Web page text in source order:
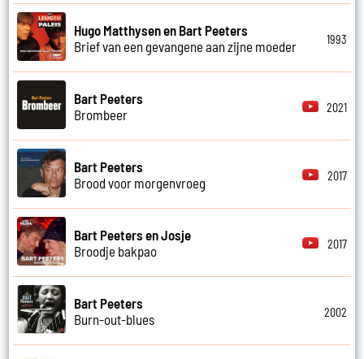
Hugo Matthysen en Bart Peeters
Brief van een gevangene aan zijne moeder
1993
Bart Peeters
Brombeer
2021
Bart Peeters
Brood voor morgenvroeg
2017
Bart Peeters en Josje
Broodje bakpao
2017
Bart Peeters
Burn-out-blues
2002